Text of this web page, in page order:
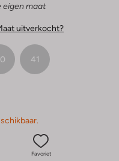
eigen maat
uitverkocht?
41
Favoriet